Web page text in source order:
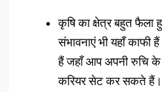
कृषि का क्षेत्र बहुत फैला
संभावनाएं भी यहाँ
हैं जहाँ आप अपनी रुचि
करियर सेट कर सकते हैं।